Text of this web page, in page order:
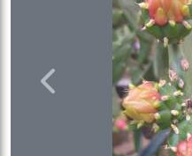
Previous